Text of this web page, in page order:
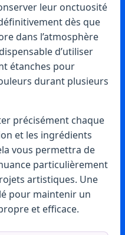
leur onctuosité
dès que
dans l’atmosphère
d’utiliser
étanches pour
durant plusieurs
précisément chaque
et les ingrédients
vous permettra de
particulièrement
artistiques. Une
pour maintenir un
et efficace.